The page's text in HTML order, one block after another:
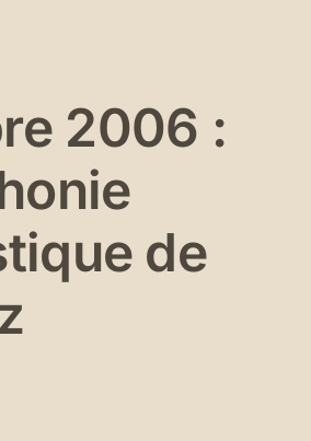
2006 :
de